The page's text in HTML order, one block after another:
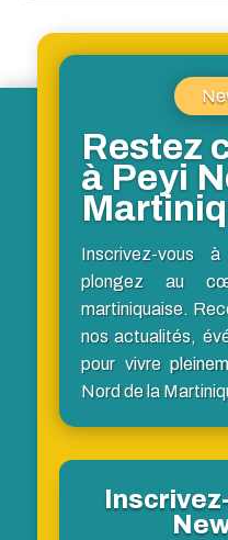
Restez
à Peyi
Inscrivez-vous
plongez au
martiniquaise.
nos actualités,
pour vivre
Nord de la